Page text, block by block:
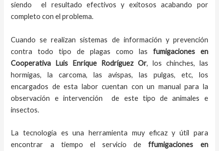
siendo el resultado efectivos y exitosos acabando por
completo con el problema.
Cuando se realizan sistemas de información y prevención
contra todo tipo de plagas como las fumigacionesen
Cooperativa Luis Enrique Rodríguez Or, los chinches, las
hormigas, la carcoma, las avispas, las pulgas, etc, los
encargados de esta labor cuentan con un manual para la
observación e intervención de este tipo de animales e
insectos.
La tecnología es una herramienta muy eficaz y útil para
encontrar a tiempo el servicio deffumigaciones en